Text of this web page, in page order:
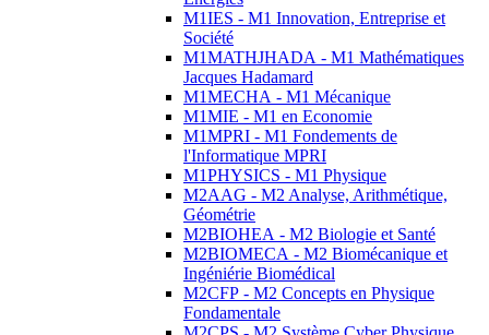
M1IES - M1 Innovation, Entreprise et
Société
M1MATHJHADA - M1 Mathématiques
Jacques Hadamard
M1MECHA - M1 Mécanique
M1MIE - M1 en Economie
M1MPRI - M1 Fondements de
l'Informatique MPRI
M1PHYSICS - M1 Physique
M2AAG - M2 Analyse, Arithmétique,
Géométrie
M2BIOHEA - M2 Biologie et Santé
M2BIOMECA - M2 Biomécanique et
Ingéniérie Biomédical
M2CFP - M2 Concepts en Physique
Fondamentale